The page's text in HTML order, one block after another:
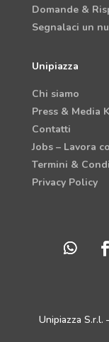
Domande &
Segnalaci un
Unipiazza
Chi siamo
Press & Media
Contatti
Jobs – Lavora
Termini &
Privacy Policy
Unipiazza S.r.l.